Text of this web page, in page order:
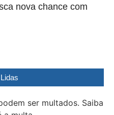
nova chance com